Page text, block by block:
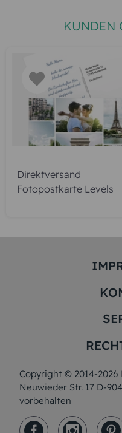
KUNDEN
Direktversand
Fotopostkarte Levels
innerhalb von 24 Stunden)
(Montag bis Freitag von
12:00 Uhr und 13:00 – 17:00
Copyright © 2014-2026
Neuwieder Str. 17 D-
vorbehalten